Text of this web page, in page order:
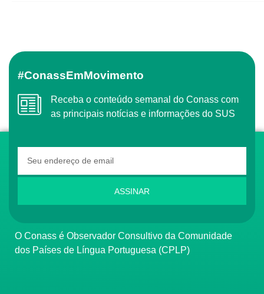
#ConassEmMovimento
Receba o conteúdo semanal do Conass com
as principais notícias e informações do SUS
ASSINAR
O Conass é Observador Consultivo da Comunidade
dos Países de Língua Portuguesa (CPLP)